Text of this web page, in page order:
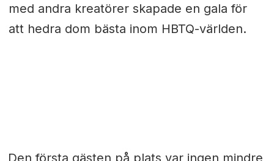
med andra kreatörer skapade en gala för
att hedra dom bästa inom HBTQ-världen.
Den första gästen på plats var ingen mindre